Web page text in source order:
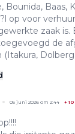
Bounida, Baas,
op voor
zaak is.
de
05 juni 2026 om 2:44 +10